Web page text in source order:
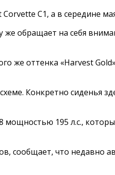
C1, а в середине
обращает на себя
же оттенка «Harvest
Конкретно сиденья
195 л.с.,
сообщает, что недавно